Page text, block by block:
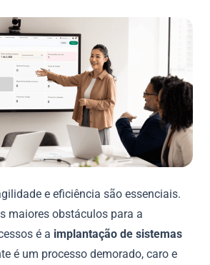
e eficiência são essenciais.
maiores obstáculos para a
é a implantação de sistemas
é um processo demorado, caro e